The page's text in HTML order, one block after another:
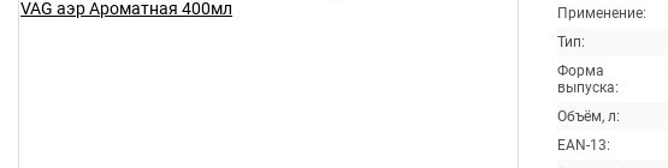
Применение:
Тип:
Форма
выпуска:
Объём, л:
EAN-13: